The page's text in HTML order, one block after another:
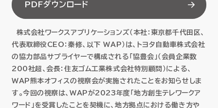
セミナー
お役立ち情報
採用
PDFダウンロード
株式会社ワークスアプリケーションズ（本社：東京都千代田区、
代表取締役CEO：秦修、以下 WAP）は、トヨタ自動車株式会社
の協力部品サプライヤーで構成される「協豊会」（会員企業数
200社超、会長：住友ゴム工業株式会社特別顧問）による、
WAP熊本オフィスの視察会が実施されたことをお知らせしま
す。今回の視察は、WAPが2023年度「地方創生テレワークア
ワード」を受賞したことを契機に、地方拠点における働き方や